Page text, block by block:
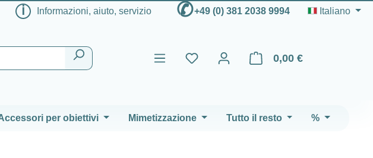
ℹ Informazioni, aiuto, servizio ✆+49 (0) 381 2038 9994 Italiano
0,00 €
Il carrello contiene 0
per obiettivi Mimetizzazione Tutto il resto %